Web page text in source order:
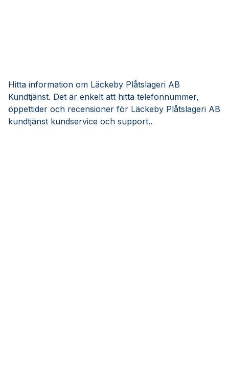
Hitta information om Läckeby Plåtslageri AB
Kundtjänst. Det är enkelt att hitta telefonnummer,
öppettider och recensioner för Läckeby Plåtslageri AB
kundtjänst kundservice och support..